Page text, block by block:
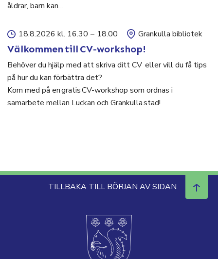
åldrar, barn kan…
18.8.2026 kl. 16.30 – 18.00 Grankulla bibliotek
Välkommen till CV-workshop!
Behöver du hjälp med att skriva ditt CV eller vill du få tips
på hur du kan förbättra det?
Kom med på en gratis CV-workshop som ordnas i
samarbete mellan Luckan och Grankulla stad!
TILLBAKA TILL BÖRJAN AV SIDAN